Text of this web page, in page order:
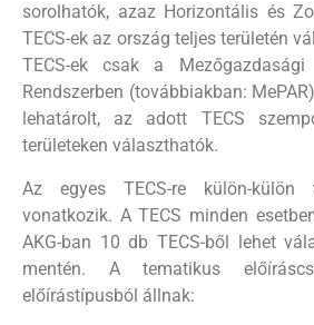
sorolhatók, azaz Horizontális és
TECS-ek az ország teljes területén
TECS-ek csak a
Rendszerben (továbbiakban:
lehatárolt, az adott TECS
területeken választhatók.
Az egyes TECS-re külön-külön
vonatkozik. A TECS minden
AKG-ban 10 db TECS-ből lehet
mentén. A tematikus
előírástípusból állnak: